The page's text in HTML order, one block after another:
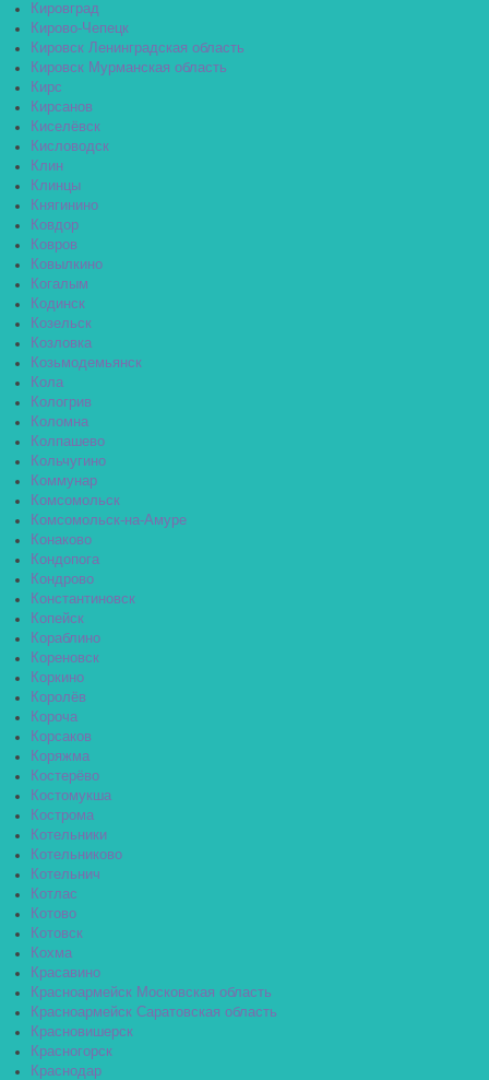
Кировград
Кирово-Чепецк
Кировск Ленинградская область
Кировск Мурманская область
Кирс
Кирсанов
Киселёвск
Кисловодск
Клин
Клинцы
Княгинино
Ковдор
Ковров
Ковылкино
Когалым
Кодинск
Козельск
Козловка
Козьмодемьянск
Кола
Кологрив
Коломна
Колпашево
Кольчугино
Коммунар
Комсомольск
Комсомольск-на-Амуре
Конаково
Кондопога
Кондрово
Константиновск
Копейск
Кораблино
Кореновск
Коркино
Королёв
Короча
Корсаков
Коряжма
Костерёво
Костомукша
Кострома
Котельники
Котельниково
Котельнич
Котлас
Котово
Котовск
Кохма
Красавино
Красноармейск Московская область
Красноармейск Саратовская область
Красновишерск
Красногорск
Краснодар